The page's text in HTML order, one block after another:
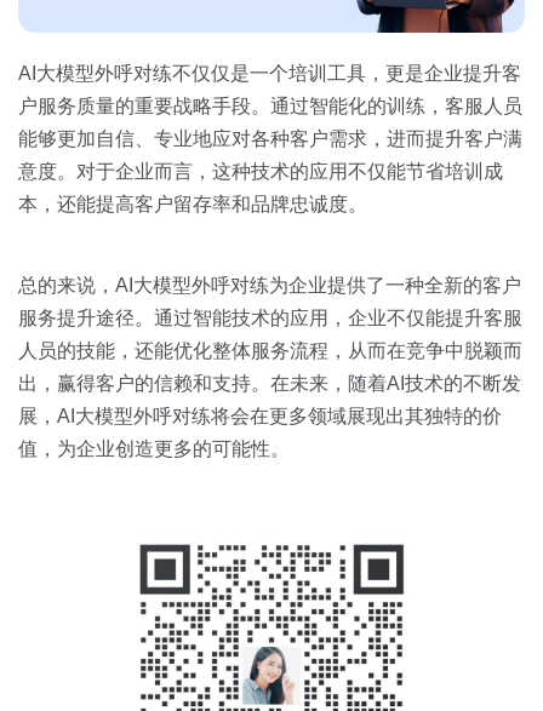
AI大模型外呼对练不仅仅是一个培训工具，更是企业提升客
户服务质量的重要战略手段。通过智能化的训练，客服人员
能够更加自信、专业地应对各种客户需求，进而提升客户满
意度。对于企业而言，这种技术的应用不仅能节省培训成
本，还能提高客户留存率和品牌忠诚度。
总的来说，AI大模型外呼对练为企业提供了一种全新的客户
服务提升途径。通过智能技术的应用，企业不仅能提升客服
人员的技能，还能优化整体服务流程，从而在竞争中脱颖而
出，赢得客户的信赖和支持。在未来，随着AI技术的不断发
展，AI大模型外呼对练将会在更多领域展现出其独特的价
值，为企业创造更多的可能性。